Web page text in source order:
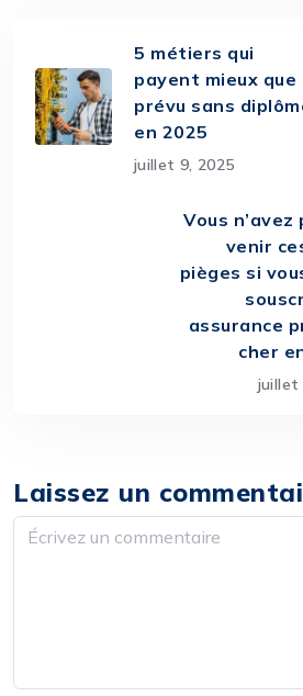
5 métiers qui
payent mieux que
prévu sans
en 2025
juillet 9, 2025
Vous n’avez
venir
pièges si
assurance
cher
juillet
Laissez un